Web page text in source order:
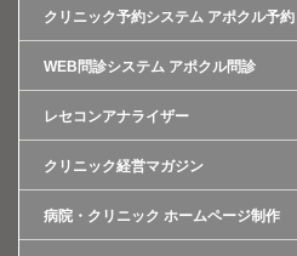
クリニック予約システム アポクル予約
WEB問診システム アポクル問診
レセコンアナライザー
クリニック経営マガジン
病院・クリニック ホームページ制作